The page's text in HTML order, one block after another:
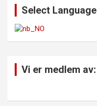
Select Language
Vi er medlem av: